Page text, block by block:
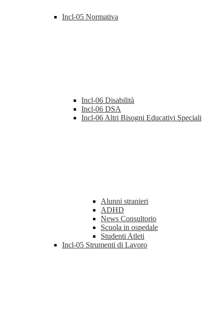
Incl-05 Normativa
Incl-06 Disabilità
Incl-06 DSA
Incl-06 Altri Bisogni Educativi Speciali
Alunni stranieri
ADHD
News Consultorio
Scuola in ospedale
Studenti Atleti
Incl-05 Strumenti di Lavoro